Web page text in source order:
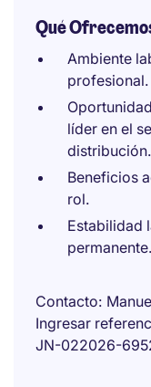
Qué
Ambiente
profesional.
líder en el
distribución.
Beneficios
rol.
Estabilidad
permanente.
Contacto
Ingresar
JN-022026-